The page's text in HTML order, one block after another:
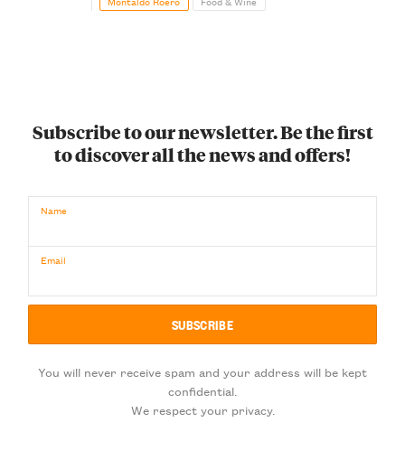
Subscribe to our newsletter. Be the first
to discover all the news and offers!
Name
Email
You will never receive spam and your address will be kept
confidential.
We respect your privacy.